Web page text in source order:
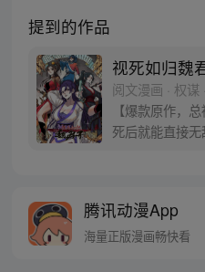
提到的作品
视死如归魏
阅文漫画 · 权谋
【爆款原作，
死后就能直接
他一世周全。
捕表示这辈子
腾讯动漫App
海量正版漫画畅快看